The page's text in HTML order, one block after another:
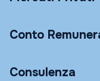
Conto
Consulenza